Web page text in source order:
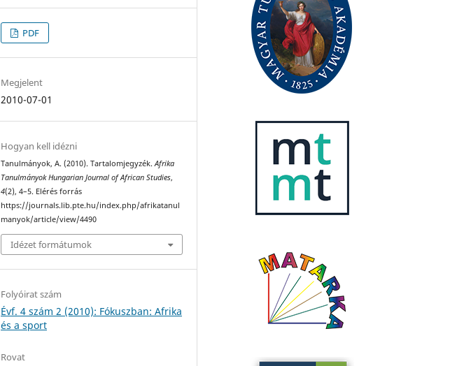
PDF
Megjelent
2010-07-01
Hogyan kell idézni
Tanulmányok, A. (2010). Tartalomjegyzék.Afrika
Tanulmányok Hungarian Journal of African Studies,
4(2), 4–5. Elérés forrás
https://journals.lib.pte.hu/index.php/afrikatanul
manyok/article/view/4490
Idézet formátumok
Folyóirat szám
Évf. 4 szám 2 (2010): Fókuszban: Afrika
és a sport
Rovat